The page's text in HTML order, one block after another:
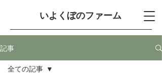
​いよくぼのファーム
記事
全ての記事